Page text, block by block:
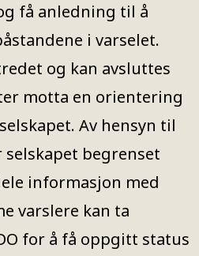
få anledning til å
i varselet.
og kan avsluttes
motta en orientering
Av hensyn til
begrenset
informasjon med
varslere kan ta
for å få oppgitt status